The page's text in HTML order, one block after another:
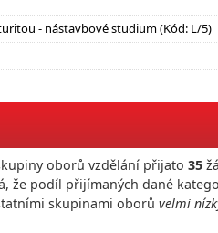
- nástavbové studium (Kód: L/5)
oborů vzdělání přijato 35
že podíl přijímaných dané
skupinami oborů velmi